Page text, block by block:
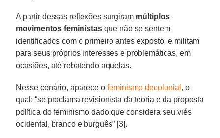
A partir dessas reflexões surgiram múltiplos
movimentos feministas que não se sentem
identificados com o primeiro antes exposto, e militam
para seus próprios interesses e problemáticas, em
ocasiões, até rebatendo aquelas.
Nesse cenário, aparece ofeminismo decolonial , o
qual: “se proclama revisionista da teoria e da proposta
política do feminismo dado que considera seu viés
ocidental, branco e burguês” [3].